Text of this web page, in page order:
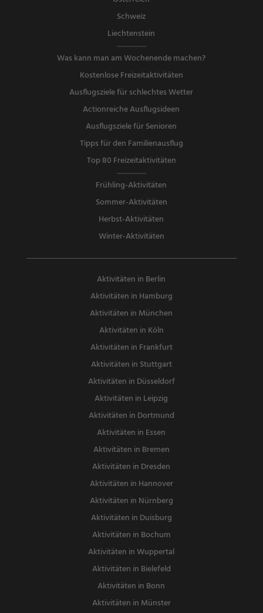
Schweiz
Liechtenstein
Was kann man am Wochenende machen?
Kostenlose Freizeitaktivitäten
Ausflugsziele für schlechtes Wetter
Actionreiche Ausflugsideen
Ausflugsziele für Senioren
Tipps für den Familienausflug
Top 80 Freizeitaktivitäten
Frühling-Aktivitäten
Sommer-Aktivitäten
Herbst-Aktivitäten
Winter-Aktivitäten
Aktivitäten in Berlin
Aktivitäten in Hamburg
Aktivitäten in München
Aktivitäten in Köln
Aktivitäten in Frankfurt
Aktivitäten in Stuttgart
Aktivitäten in Düsseldorf
Aktivitäten in Leipzig
Aktivitäten in Dortmund
Aktivitäten in Essen
Aktivitäten in Bremen
Aktivitäten in Dresden
Aktivitäten in Hannover
Aktivitäten in Nürnberg
Aktivitäten in Duisburg
Aktivitäten in Bochum
Aktivitäten in Wuppertal
Aktivitäten in Bielefeld
Aktivitäten in Bonn
Aktivitäten in Münster